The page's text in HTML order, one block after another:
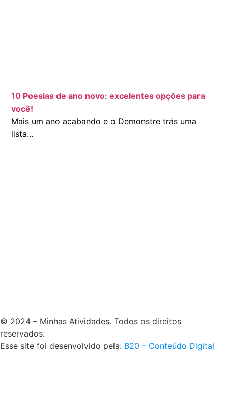
10 Poesias de ano novo: excelentes opções para
você!
Mais um ano acabando e o Demonstre trás uma
lista...
© 2024 – Minhas Atividades. Todos os direitos
reservados.
Esse site foi desenvolvido pela: B20 – Conteúdo Digital